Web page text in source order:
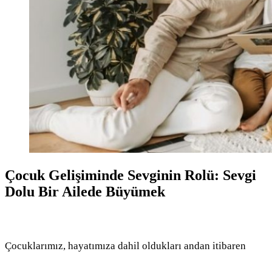
Çocuk Gelişiminde Sevginin Rolü: Sevgi
Dolu Bir Ailede Büyümek
Çocuklarımız, hayatımıza dahil oldukları andan itibaren